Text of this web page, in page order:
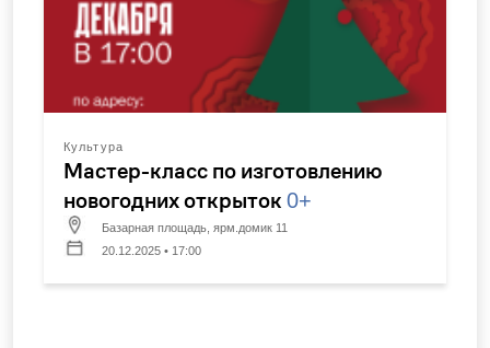
Культура
Мастер-класс по изготовлению
новогодних открыток 0+
Базарная площадь, ярм.домик 11
20.12.2025 • 17:00